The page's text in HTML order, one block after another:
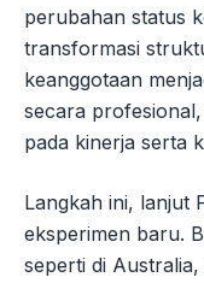
perubahan status
transformasi
keanggotaan
secara
pada kinerja serta
Langkah ini, lanjut
eksperimen baru.
seperti di